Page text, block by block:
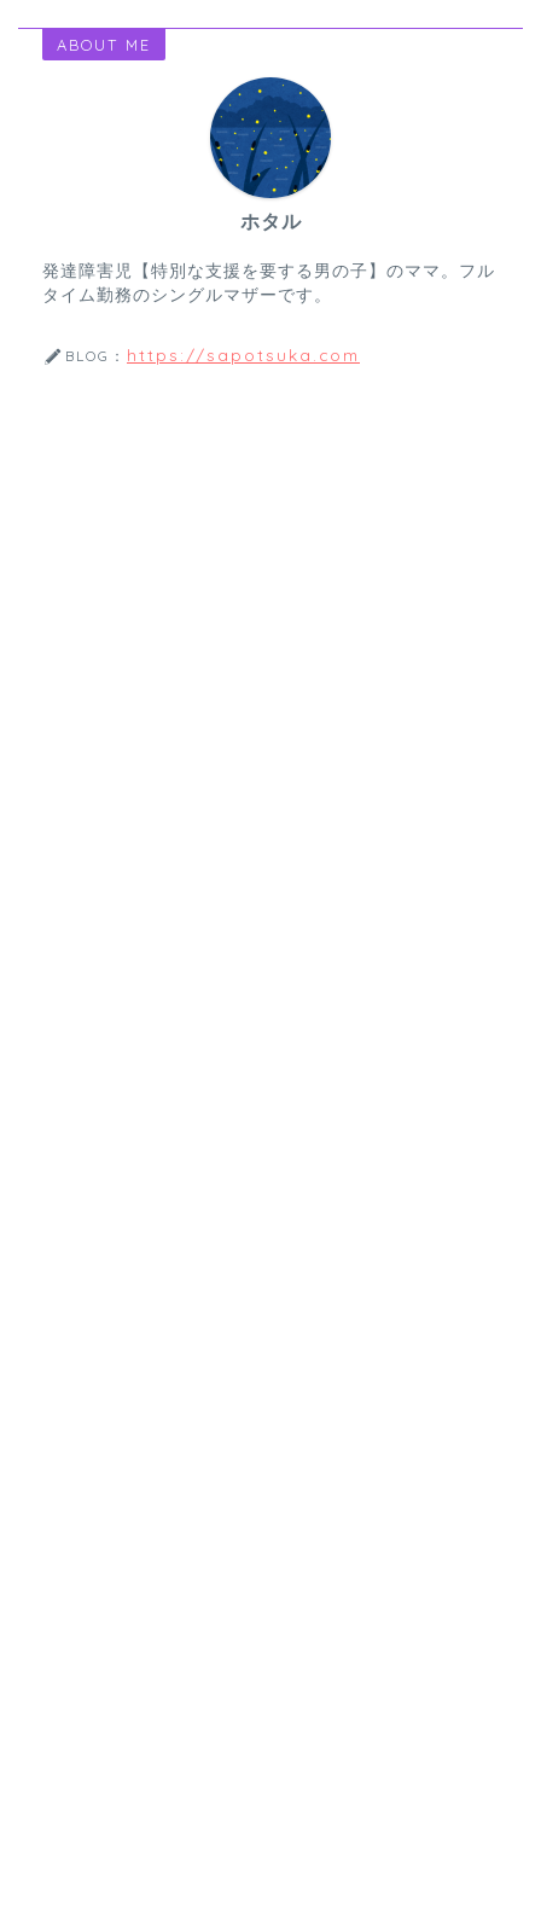
ABOUT ME
ホタル
発達障害児【特別な支援を要する男の子】のママ。フル
タイム勤務のシングルマザーです。
BLOG： https://sapotsuka.com